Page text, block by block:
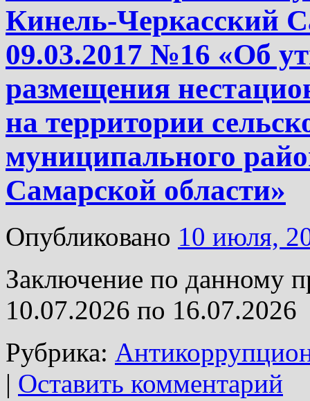
Кинель-Черкасский
09.03.2017 №16 «Об
размещения
на территории
муниципального
Самарской области»
Опубликовано 10 июля,
Заключение по данному
10.07.2026 по 16.07.2026
Рубрика:
| Оставить комментарий